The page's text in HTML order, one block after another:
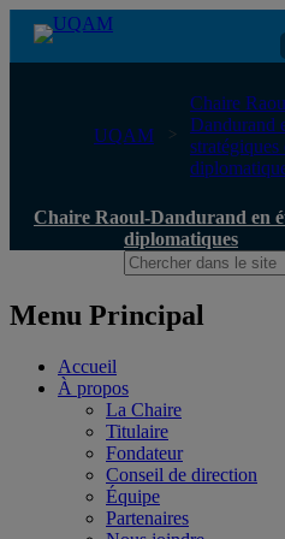
Chaire Raoul-Dandurand en
UQAM
Chaire
Dandurand
stratégiques
Chaire Raoul-Dandurand en
diplomatiques
Menu Principal
Accueil
À propos
La Chaire
Titulaire
Fondateur
Conseil de direction
Équipe
Partenaires